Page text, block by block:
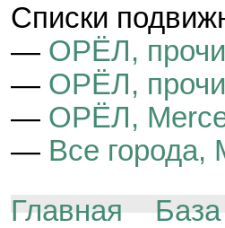
Cписки
— ОРЁЛ,
— ОРЁЛ,
— ОРЁЛ,
— Все города,
Главная